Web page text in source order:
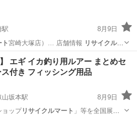
駅
8月9日
ト宮崎大塚店）… 店舗情報 リサイクルマ
収納家具 レンジ
】 エギ イカ釣り用ルアー まとめセ
ス付き フィッシング用品
坂本駅
8月9日
ョップリサイクルマート 」等を全国展開